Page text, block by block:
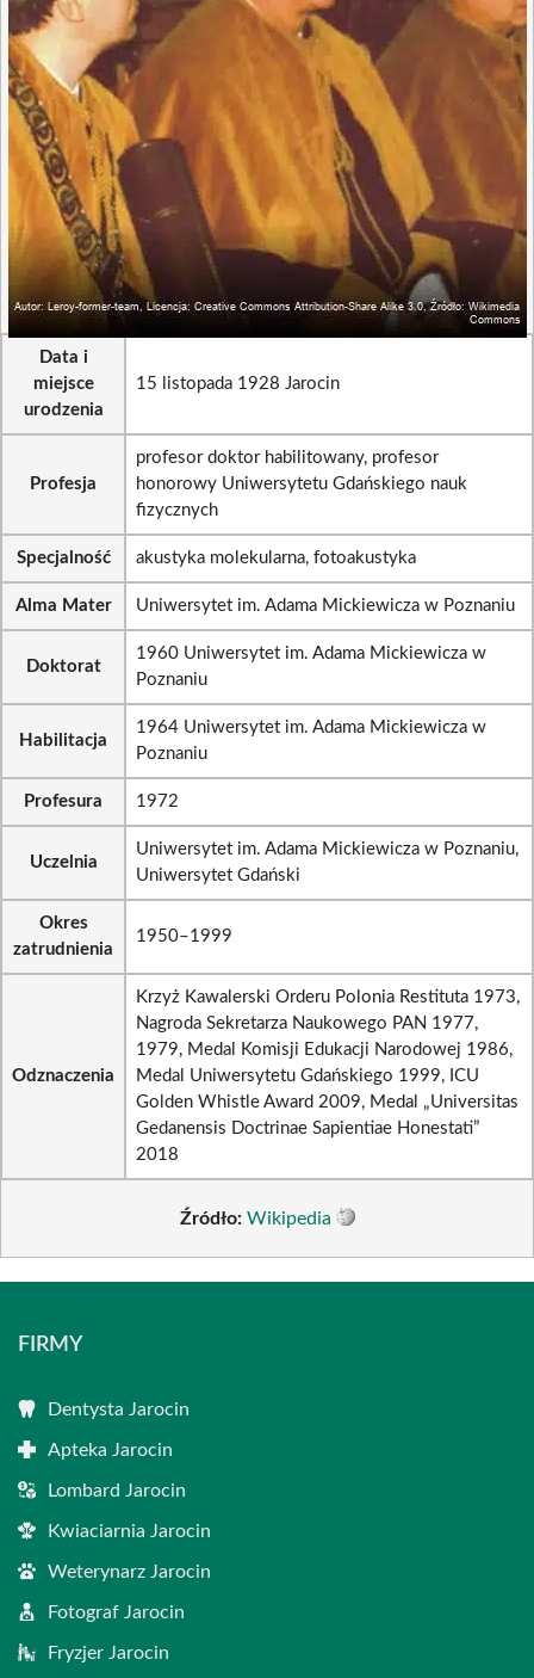
Data i
miejsce
urodzenia
15 listopada 1928 Jarocin
Profesja
profesor doktor habilitowany, profesor
honorowy Uniwersytetu Gdańskiego nauk
fizycznych
Specjalność akustyka molekularna, fotoakustyka
Alma Mater Uniwersytet im. Adama Mickiewicza w Poznaniu
Doktorat
1960 Uniwersytet im. Adama Mickiewicza w
Poznaniu
Habilitacja
1964 Uniwersytet im. Adama Mickiewicza w
Poznaniu
Profesura 1972
Uczelnia
Uniwersytet im. Adama Mickiewicza w Poznaniu,
Uniwersytet Gdański
Okres
zatrudnienia
1950–1999
Odznaczenia
Krzyż Kawalerski Orderu Polonia Restituta 1973,
Nagroda Sekretarza Naukowego PAN 1977,
1979, Medal Komisji Edukacji Narodowej 1986,
Medal Uniwersytetu Gdańskiego 1999, ICU
Golden Whistle Award 2009, Medal „Universitas
Gedanensis Doctrinae Sapientiae Honestati”
2018
Źródło: Wikipedia
FIRMY
Dentysta Jarocin
Apteka Jarocin
Lombard Jarocin
Kwiaciarnia Jarocin
Weterynarz Jarocin
Fotograf Jarocin
Fryzjer Jarocin